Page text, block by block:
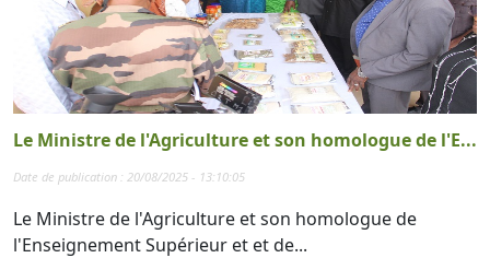
Le Ministre de l'Agriculture et son homologue de l'E...
Date de publication : 20/08/2025 - 13:10:05
Le Ministre de l'Agriculture et son homologue de
l'Enseignement Supérieur et et de...